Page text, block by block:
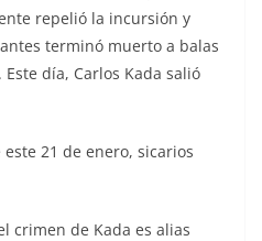
repelió la incursión y
terminó muerto a balas
día, Carlos Kada salió
21 de enero, sicarios
crimen de Kada es alias